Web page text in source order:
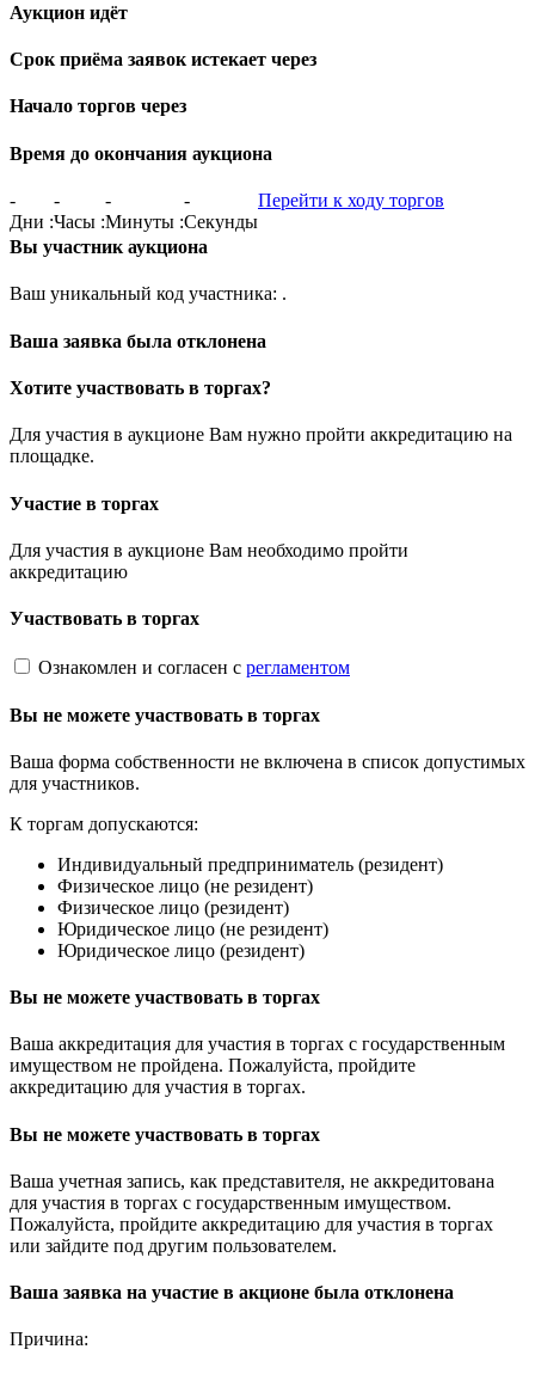
Аукцион идёт
Срок приёма заявок истекает через
Начало торгов через
Время до окончания аукциона
-
Дни :
-
Часы :
-
Минуты :
-
Секунды
Перейти к ходу торгов
Вы участник аукциона
Ваш уникальный код участника: .
Ваша заявка была отклонена
Хотите участвовать в торгах?
Для участия в аукционе Вам нужно пройти аккредитацию на
площадке.
Участие в торгах
Для участия в аукционе Вам необходимо пройти
аккредитацию
Участвовать в торгах
Ознакомлен и согласен с регламентом
Вы не можете участвовать в торгах
Ваша форма собственности не включена в список допустимых
для участников.
К торгам допускаются:
Индивидуальный предприниматель (резидент)
Физическое лицо (не резидент)
Физическое лицо (резидент)
Юридическое лицо (не резидент)
Юридическое лицо (резидент)
Вы не можете участвовать в торгах
Ваша аккредитация для участия в торгах с государственным
имуществом не пройдена. Пожалуйста, пройдите
аккредитацию для участия в торгах.
Вы не можете участвовать в торгах
Ваша учетная запись, как представителя, не аккредитована
для участия в торгах с государственным имуществом.
Пожалуйста, пройдите аккредитацию для участия в торгах
или зайдите под другим пользователем.
Ваша заявка на участие в акционе была отклонена
Причина: